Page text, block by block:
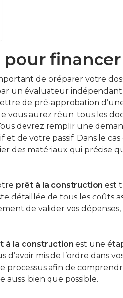
de préparer votre
un évaluateur
de pré-approbation
aurez réuni tous les
devrez remplir une
de votre passif. Dans le
des matériaux qui précise
prêt à la construction est
détaillée de tous les coûts
de valider vos dépenses,
à la construction est une
mis de l’ordre dans
processus afin de
aussi bien que possible.